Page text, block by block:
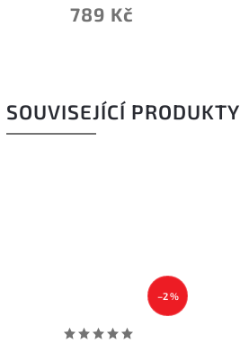
789 Kč
SOUVISEJÍCÍ PRODUKTY
–2 %